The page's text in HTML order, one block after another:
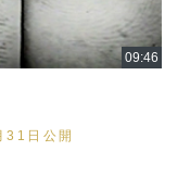
日公開